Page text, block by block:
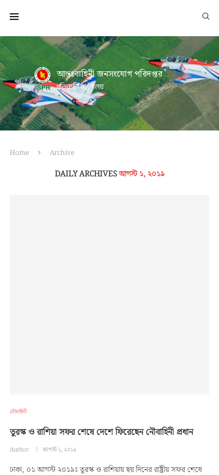
আন্তঃবাহিনী জনসংযোগ পরিদপ্তর
প্রতিরক্ষা মন্ত্রণালয়
Home Archive
DAILY ARCHIVESআগস্ট ১, ২০১৯
নৌবাহিনী
তুরস্ক ও রাশিয়া সফর শেষে দেশে ফিরেছেন নৌবাহিনী প্রধান
Author: আগস্ট ১, ২০১৯
ঢাকা, ০১ আগস্ট ২০১৯ঃ তুরস্ক ও রাশিয়ায় ছয় দিনের রাষ্ট্রীয় সফর শেষে